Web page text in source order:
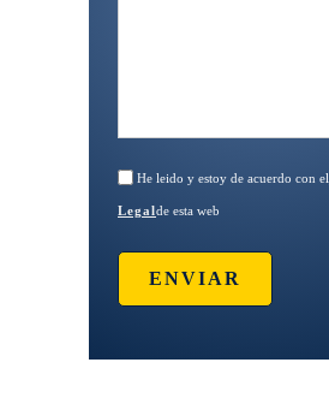
He leido y estoy de acuerdo con el
Legalde esta web